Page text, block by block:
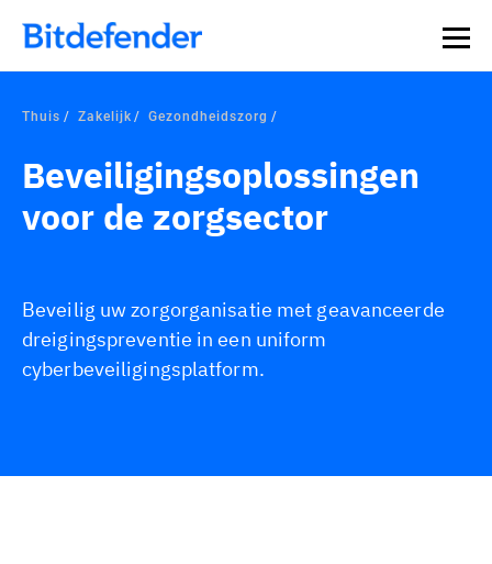
Thuis Zakelijk Gezondheidszorg
Beveiligingsoplossingen
voor de zorgsector
Beveilig uw zorgorganisatie met geavanceerde
dreigingspreventie in een uniform
cyberbeveiligingsplatform.